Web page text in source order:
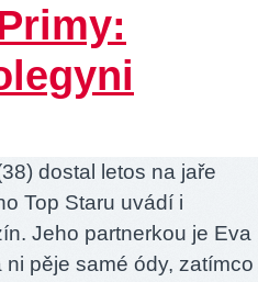
dostal letos na jaře
Top Staru uvádí i
Jeho partnerkou je Eva
pěje samé ódy, zatímco